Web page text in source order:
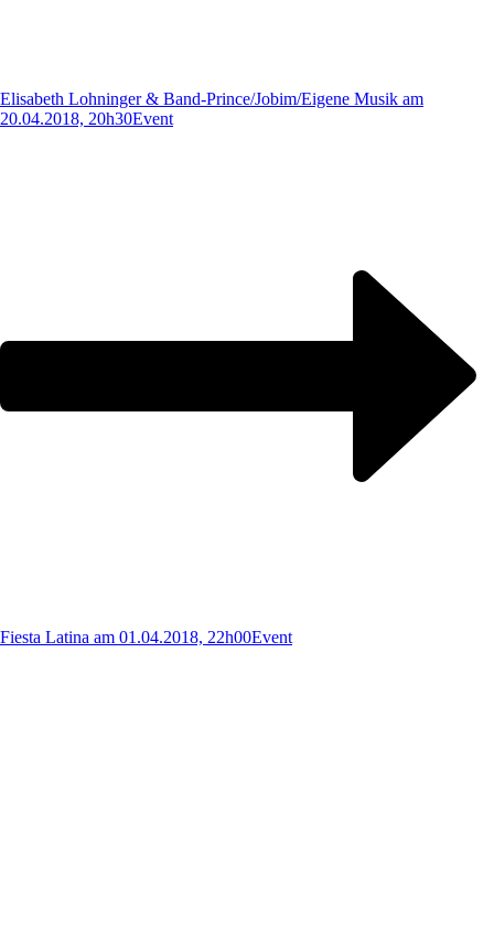
Elisabeth Lohninger & Band-Prince/Jobim/Eigene Musik am
20.04.2018, 20h30Event
Fiesta Latina am 01.04.2018, 22h00Event